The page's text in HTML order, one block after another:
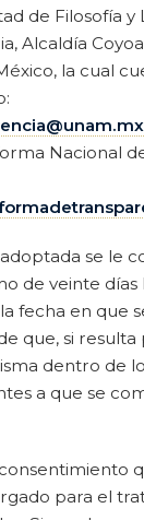
de Filosofía y
Alcaldía
la cual
Nacional
se le
de veinte días
fecha en que
que, si
dentro de
a que se
para el